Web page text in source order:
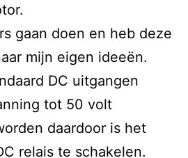
gaan doen en heb deze
mijn eigen ideeën.
DC uitgangen
tot 50 volt
daardoor is het
relais te schakelen.